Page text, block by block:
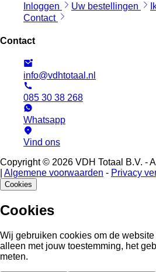
Inloggen Uw bestellingen
Contact
Contact
info@vdhtotaal.nl
085 30 38 268
Whatsapp
Vind ons
Copyright © 2026 VDH Totaal B.V. -
Algemene voorwaarden - Privacy
Cookies
Cookies
Wij gebruiken cookies om de
alleen met jouw toestemming, het
meten.